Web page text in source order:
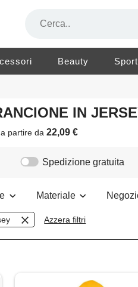
Beauty Sport
IN
partire da22,09 €
Spedizione gratuita
Materiale
Azzera filtri